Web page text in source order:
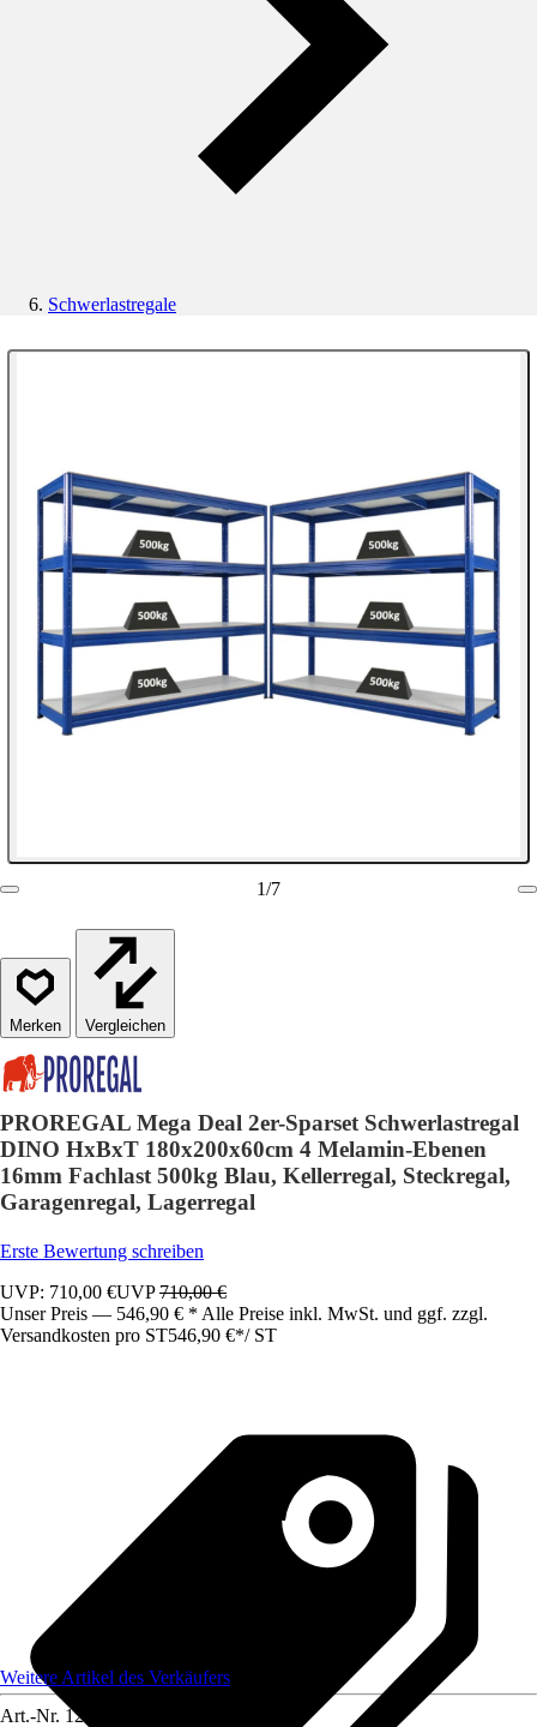
Schwerlastregale
1/7
Vergleichen
PROREGAL Mega Deal 2er-Sparset Schwerlastregal
DINO HxBxT 180x200x60cm 4 Melamin-Ebenen
16mm Fachlast 500kg Blau, Kellerregal, Steckregal,
Garagenregal, Lagerregal
Erste Bewertung schreiben
UVP: 710,00 €UVP710,00 €
Unser Preis — 546,90 € * Alle Preise inkl. MwSt. und ggf. zzgl.
Versandkosten pro ST546,90 €*/ ST
Weitere Artikel des Verkäufers
Art.-Nr. 12591746